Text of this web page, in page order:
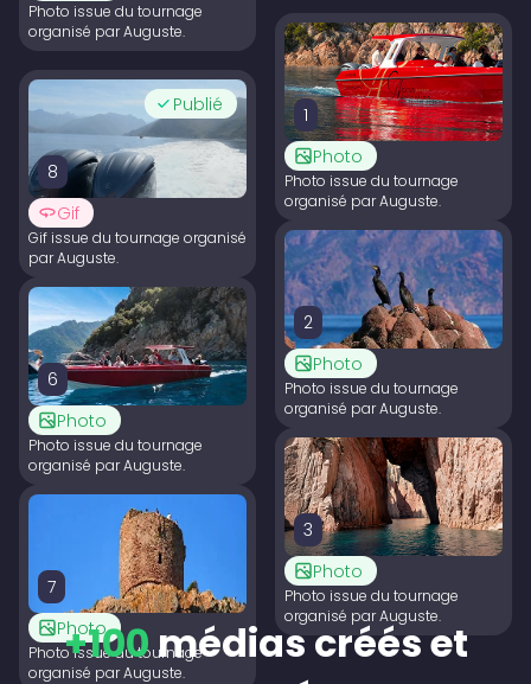
Photo issue du tournage
organisé par Auguste.
1
Photo
Photo issue du tournage
organisé par Auguste.
2
Photo
Photo issue du tournage
organisé par Auguste.
3
Photo
Photo issue du tournage
organisé par Auguste.
8
Publié
Gif
Gif issue du tournage organisé
par Auguste.
6
Photo
Photo issue du tournage
organisé par Auguste.
7
Photo
Photo issue du tournage
organisé par Auguste.
+100médias créés et